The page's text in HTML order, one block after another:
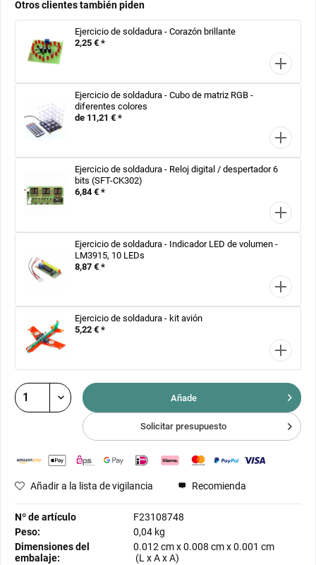
Otros clientes también piden
Ejercicio de soldadura - Corazón brillante
2,25 € *
Ejercicio de soldadura - Cubo de matriz RGB -
diferentes colores
de 11,21 € *
Ejercicio de soldadura - Reloj digital / despertador 6
bits (SFT-CK302)
6,84 € *
Ejercicio de soldadura - Indicador LED de volumen -
LM3915, 10 LEDs
8,87 € *
Ejercicio de soldadura - kit avión
5,22 € *
Añade
Solicitar presupuesto
Añadir a la lista de vigilancia Recomienda
Nº de artículo
F23108748
Peso:
0,04 kg
Dimensiones del
embalaje:
0.012 cmx0.008 cmx0.001 cm
(L x A x A)